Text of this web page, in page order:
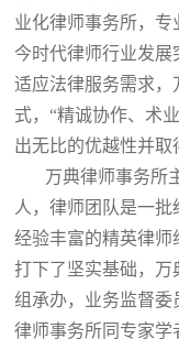
业化律师事务所，专
今时代律师行业发
适应法律服务需求，
式，“精诚协作、术
出无比的优越性并取
万典律师事务所主
人，律师团队是一批
经验丰富的精英律师
打下了坚实基础，
组承办，业务监督
律师事务所同专家